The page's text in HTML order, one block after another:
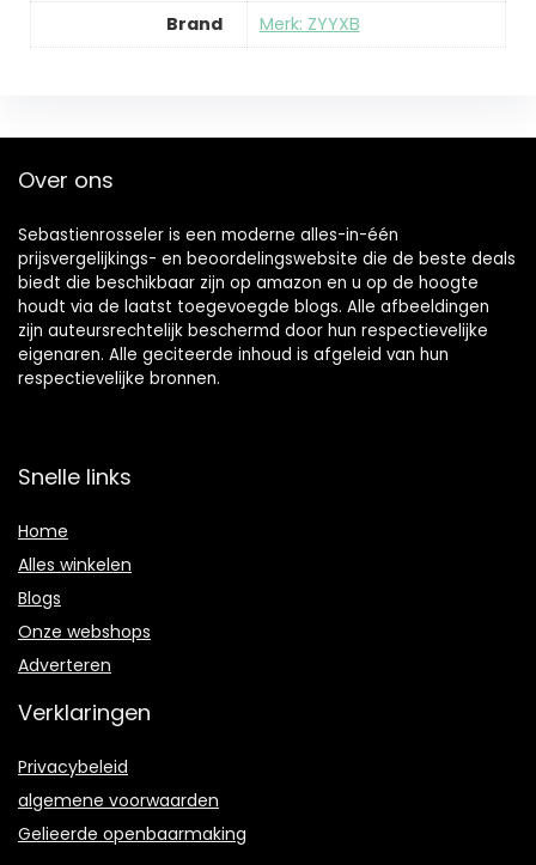
Brand Merk: ZYYXB
Over ons
Sebastienrosseler is een moderne alles-in-één
prijsvergelijkings- en beoordelingswebsite die de beste deals
biedt die beschikbaar zijn op amazon en u op de hoogte
houdt via de laatst toegevoegde blogs. Alle afbeeldingen
zijn auteursrechtelijk beschermd door hun respectievelijke
eigenaren. Alle geciteerde inhoud is afgeleid van hun
respectievelijke bronnen.
Snelle links
Home
Alles winkelen
Blogs
Onze webshops
Adverteren
Verklaringen
Privacybeleid
algemene voorwaarden
Gelieerde openbaarmaking